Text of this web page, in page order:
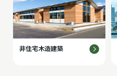
非住宅木造建築